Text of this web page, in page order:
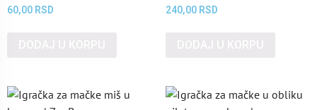
60,00 RSD 240,00 RSD